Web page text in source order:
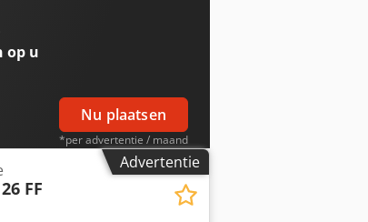
op u
Nu plaatsen
*per advertentie / maand
Advertentie
26 FF